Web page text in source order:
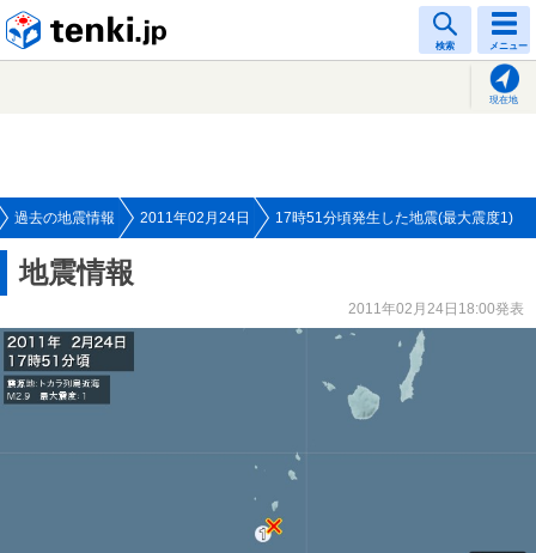
検索 メニュー
現在地
過去の地震情報 2011年02月24日 17時51分頃発生した地震(最大震度1)
地震情報
2011年02月24日18:00発表